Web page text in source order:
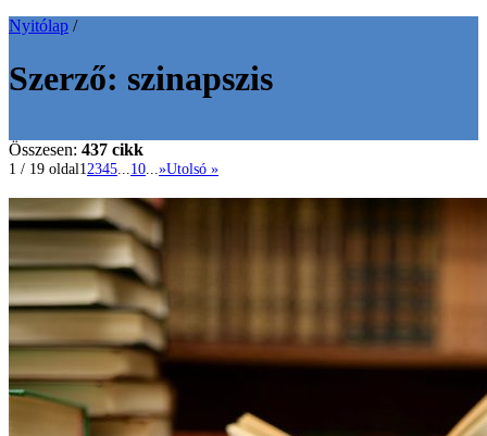
Nyitólap /
Szerző: szinapszis
Összesen: 437 cikk
1 / 19 oldal12345 10 »Utolsó »